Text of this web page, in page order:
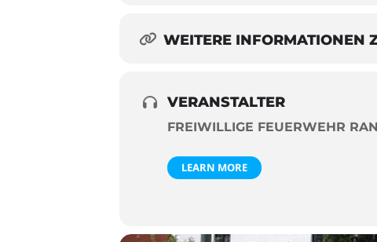
WEITERE INFORMATIONEN
VERANSTALTER
FREIWILLIGE FEUERWEHR
LEARN MORE